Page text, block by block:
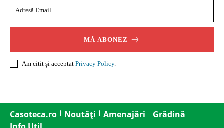
MĂ ABONEZ
Am citit și acceptat Privacy Policy.
Casoteca.ro Noutăți Amenajări
Grădină